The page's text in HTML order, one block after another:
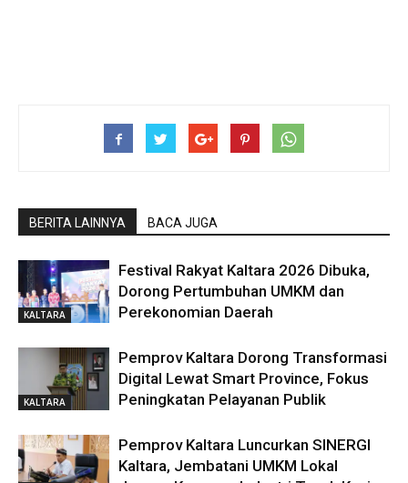
BERITA LAINNYA BACA JUGA
KALTARA
Festival Rakyat Kaltara 2026 Dibuka,
Dorong Pertumbuhan UMKM dan
Perekonomian Daerah
KALTARA
Pemprov Kaltara Dorong Transformasi
Digital Lewat Smart Province, Fokus
Peningkatan Pelayanan Publik
Pemprov Kaltara Luncurkan SINERGI
Kaltara, Jembatani UMKM Lokal